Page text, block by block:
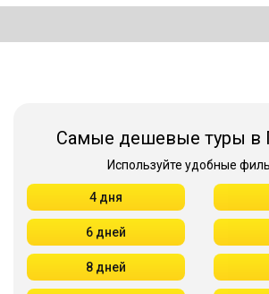
Самые дешевые туры в
Используйте удобные
4 дня
6 дней
8 дней